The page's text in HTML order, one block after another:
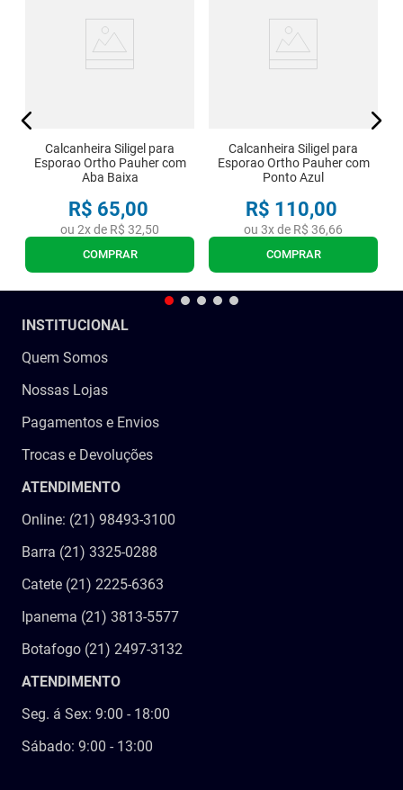
Calcanheira Siligel para
Esporao Ortho Pauher com
Aba Baixa
R$ 65,00
ou 2x de R$ 32,50
COMPRAR
Calcanheira Siligel para
Esporao Ortho Pauher com
Ponto Azul
R$ 110,00
ou 3x de R$ 36,66
COMPRAR
INSTITUCIONAL
Quem Somos
Nossas Lojas
Pagamentos e Envios
Trocas e Devoluções
ATENDIMENTO
Online: (21) 98493-3100
Barra (21) 3325-0288
Catete (21) 2225-6363
Ipanema (21) 3813-5577
Botafogo (21) 2497-3132
ATENDIMENTO
Seg. á Sex: 9:00 - 18:00
Sábado: 9:00 - 13:00